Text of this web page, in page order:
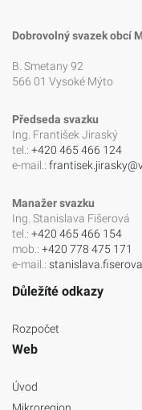
Dobrovolný svazek obcí
B. Smetany 92
566 01 Vysoké Mýto
Předseda svazku
Ing. František Jiraský
tel.: +420 465 466 124
e-mail.:
Manažer svazku
Ing. Stanislava Fišerová
tel.: +420 465 466 154
mob.: +420 778 475 171
e-mail.:
Důležíté odkazy
Rozpočet
Web
Úvod